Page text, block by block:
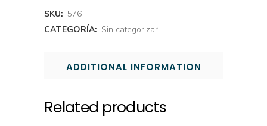
SKU: 576
CATEGORÍA: Sin categorizar
ADDITIONAL INFORMATION
Related products